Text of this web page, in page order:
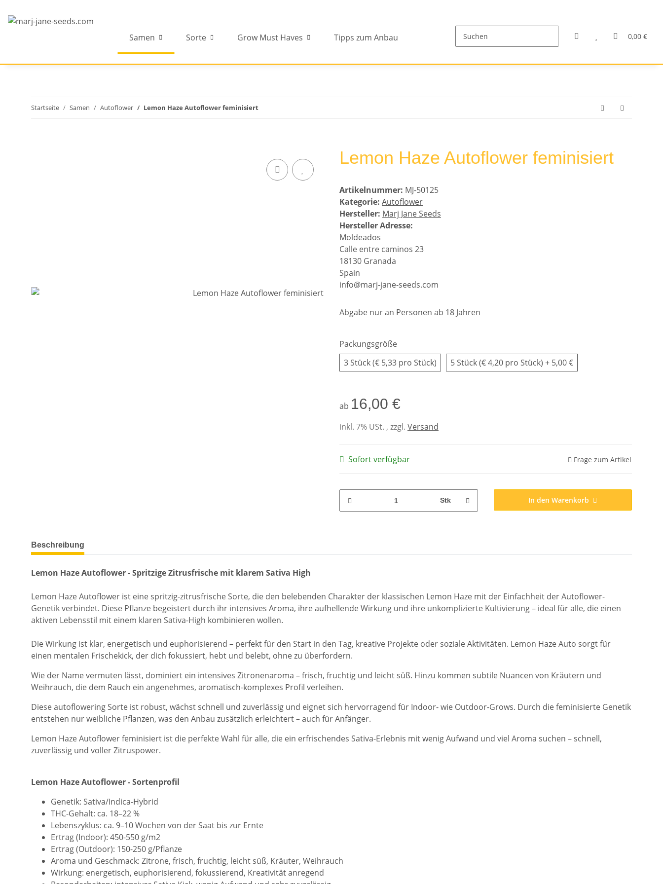
0,00 €
Samen Sorte Grow Must Haves Tipps zum Anbau
Startseite Samen Autoflower Lemon Haze Autoflower feminisiert
Lemon Haze Autoflower feminisiert
Artikelnummer: MJ-50125
Kategorie: Autoflower
Hersteller: Marj Jane Seeds
Hersteller Adresse:
Moldeados
Calle entre caminos 23
18130 Granada
Spain
info@marj-jane-seeds.com
Abgabe nur an Personen ab 18 Jahren
Packungsgröße
3 Stück (€ 5,33 pro Stück)
5 Stück (€ 4,20 pro Stück) + 5,00 €
ab 16,00 €
inkl. 7% USt. , zzgl. Versand
Sofort verfügbar Frage zum Artikel
Stk In den Warenkorb
Beschreibung
Lemon Haze Autoflower - Spritzige Zitrusfrische mit klarem Sativa High
Lemon Haze Autoflower ist eine spritzig-zitrusfrische Sorte, die den belebenden Charakter der klassischen Lemon Haze mit der Einfachheit der Autoflower-
Genetik verbindet. Diese Pflanze begeistert durch ihr intensives Aroma, ihre aufhellende Wirkung und ihre unkomplizierte Kultivierung – ideal für alle, die einen
aktiven Lebensstil mit einem klaren Sativa-High kombinieren wollen.
Die Wirkung ist klar, energetisch und euphorisierend – perfekt für den Start in den Tag, kreative Projekte oder soziale Aktivitäten. Lemon Haze Auto sorgt für
einen mentalen Frischekick, der dich fokussiert, hebt und belebt, ohne zu überfordern.
Wie der Name vermuten lässt, dominiert ein intensives Zitronenaroma – frisch, fruchtig und leicht süß. Hinzu kommen subtile Nuancen von Kräutern und
Weihrauch, die dem Rauch ein angenehmes, aromatisch-komplexes Profil verleihen.
Diese autoflowering Sorte ist robust, wächst schnell und zuverlässig und eignet sich hervorragend für Indoor- wie Outdoor-Grows. Durch die feminisierte Genetik
entstehen nur weibliche Pflanzen, was den Anbau zusätzlich erleichtert – auch für Anfänger.
Lemon Haze Autoflower feminisiert ist die perfekte Wahl für alle, die ein erfrischendes Sativa-Erlebnis mit wenig Aufwand und viel Aroma suchen – schnell,
zuverlässig und voller Zitruspower.
Lemon Haze Autoflower - Sortenprofil
Genetik: Sativa/Indica-Hybrid
THC-Gehalt: ca. 18–22 %
Lebenszyklus: ca. 9–10 Wochen von der Saat bis zur Ernte
Ertrag (Indoor): 450-550 g/m2
Ertrag (Outdoor): 150-250 g/Pflanze
Aroma und Geschmack: Zitrone, frisch, fruchtig, leicht süß, Kräuter, Weihrauch
Wirkung: energetisch, euphorisierend, fokussierend, Kreativität anregend